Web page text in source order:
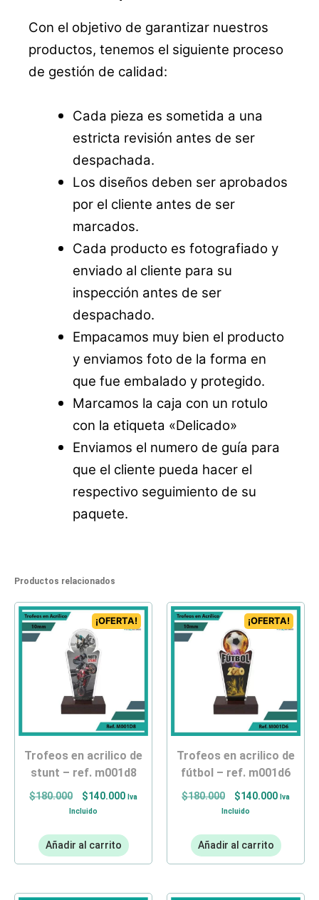
Con el objetivo de garantizar nuestros
productos, tenemos el siguiente proceso
de gestión de calidad:
Cada pieza es sometida a una
estricta revisión antes de ser
despachada.
Los diseños deben ser aprobados
por el cliente antes de ser
marcados.
Cada producto es fotografiado y
enviado al cliente para su
inspección antes de ser
despachado.
Empacamos muy bien el producto
y enviamos foto de la forma en
que fue embalado y protegido.
Marcamos la caja con un rotulo
con la etiqueta «Delicado»
Enviamos el numero de guía para
que el cliente pueda hacer el
respectivo seguimiento de su
paquete.
Productos relacionados
¡OFERTA!
trofeos en acrilico de
stunt – ref. m001d8
$180.000 $140.000 Iva
Incluido
Añadir al carrito
¡OFERTA!
trofeos en acrilico de
fútbol – ref. m001d6
$180.000 $140.000 Iva
Incluido
Añadir al carrito